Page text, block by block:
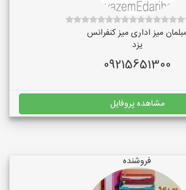
میز اداری میز کنفرانس
یزد
09215651300
مشاهده پروفایل
فروشنده